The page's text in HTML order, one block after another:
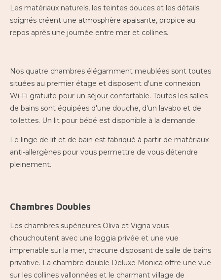
Les matériaux naturels, les teintes douces et les détails
soignés créent une atmosphère apaisante, propice au
repos après une journée entre mer et collines.
Nos quatre chambres élégamment meublées sont toutes
situées au premier étage et disposent d'une connexion
Wi-Fi gratuite pour un séjour confortable. Toutes les salles
de bains sont équipées d'une douche, d'un lavabo et de
toilettes. Un lit pour bébé est disponible à la demande.
Le linge de lit et de bain est fabriqué à partir de matériaux
anti-allergènes pour vous permettre de vous détendre
pleinement.
Chambres Doubles
Les chambres supérieures Oliva et Vigna vous
chouchoutent avec une loggia privée et une vue
imprenable sur la mer, chacune disposant de salle de bains
privative. La chambre double Deluxe Monica offre une vue
sur les collines vallonnées et le charmant village de